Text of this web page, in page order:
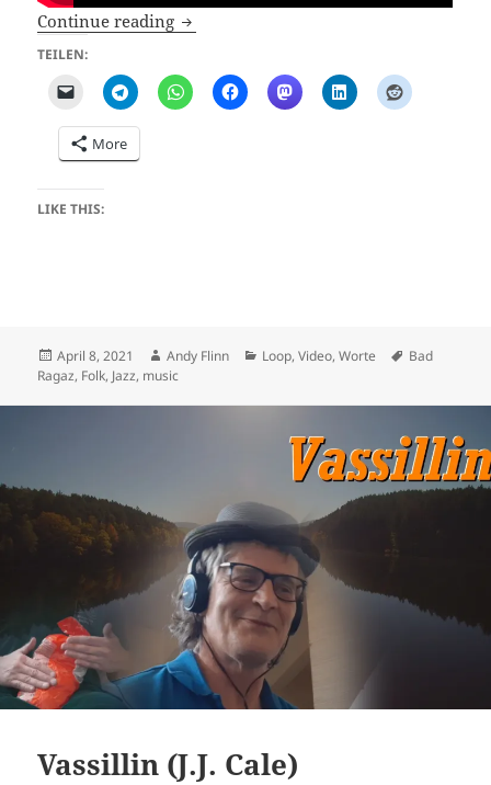
Continue reading Jo, di Blinda un‘ di Lahma
TEILEN:
More
LIKE THIS:
Posted
on
April 8, 2021 Author
Andy Flinn Categories
Loop,Video,Worte Tags
Bad
Ragaz, Folk, Jazz, music
Vassillin (J.J. Cale)